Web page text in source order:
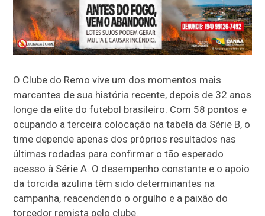
O Clube do Remo vive um dos momentos mais
marcantes de sua história recente, depois de 32 anos
longe da elite do futebol brasileiro. Com 58 pontos e
ocupando a terceira colocação na tabela da Série B, o
time depende apenas dos próprios resultados nas
últimas rodadas para confirmar o tão esperado
acesso à Série A. O desempenho constante e o apoio
da torcida azulina têm sido determinantes na
campanha, reacendendo o orgulho e a paixão do
torcedor remista pelo clube.